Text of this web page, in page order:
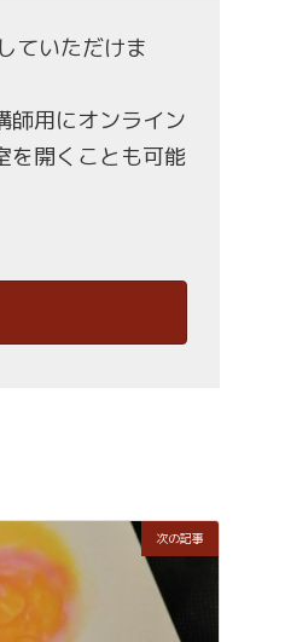
ていただけま
師用にオンライン
を開くことも可能
次の記事